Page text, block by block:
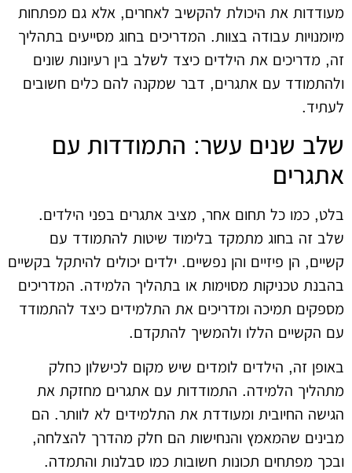
מעודדות את היכולת להקשיב לאחרים, אלא גם מפתחות
מיומנויות עבודה בצוות. המדריכים בחוג מסייעים בתהליך
זה, מדריכים את הילדים כיצד לשלב בין רעיונות שונים
ולהתמודד עם אתגרים, דבר שמקנה להם כלים חשובים
לעתיד.
שלב שנים עשר: התמודדות עם
אתגרים
בלט, כמו כל תחום אחר, מציב אתגרים בפני הילדים.
שלב זה בחוג מתמקד בלימוד שיטות להתמודד עם
קשיים, הן פיזיים והן נפשיים. ילדים יכולים להיתקל בקשיים
בהבנת טכניקות מסוימות או בתהליך הלמידה. המדריכים
מספקים תמיכה ומדריכים את התלמידים כיצד להתמודד
עם הקשיים הללו ולהמשיך להתקדם.
באופן זה, הילדים לומדים שיש מקום לכישלון כחלק
מתהליך הלמידה. התמודדות עם אתגרים מחזקת את
הגישה החיובית ומעודדת את התלמידים לא לוותר. הם
מבינים שהמאמץ והנחישות הם חלק מהדרך להצלחה,
ובכך מפתחים תכונות חשובות כמו סבלנות והתמדה.